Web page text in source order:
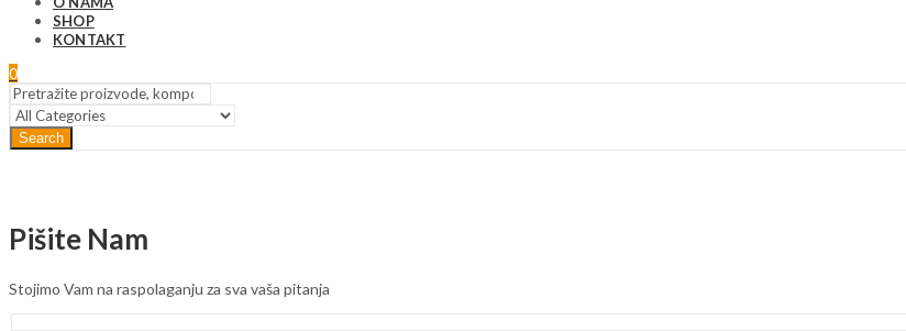
SHOP
KONTAKT
0
Search
Pišite Nam
Stojimo Vam na raspolaganju za sva vaša pitanja